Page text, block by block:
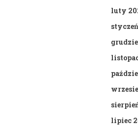
luty
lipiec